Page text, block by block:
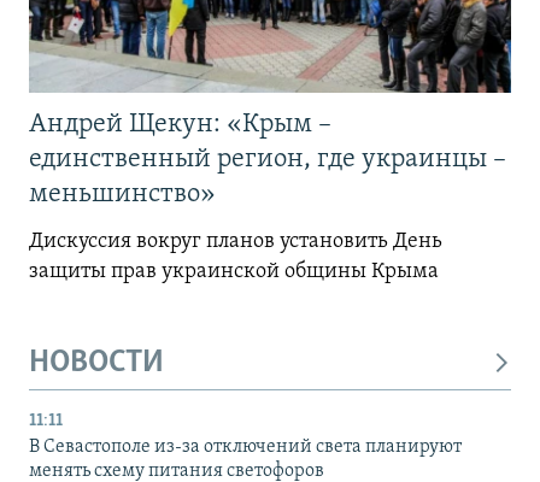
Андрей Щекун: «Крым –
единственный регион, где украинцы –
меньшинство»
Дискуссия вокруг планов установить День
защиты прав украинской общины Крыма
НОВОСТИ
11:11
В Севастополе из-за отключений света планируют
менять схему питания светофоров